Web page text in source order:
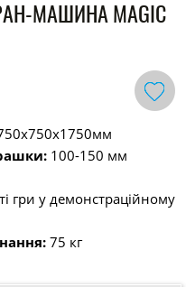
МАШИНА MAGIC
100-150 мм
гри у демонстраційному
75 кг